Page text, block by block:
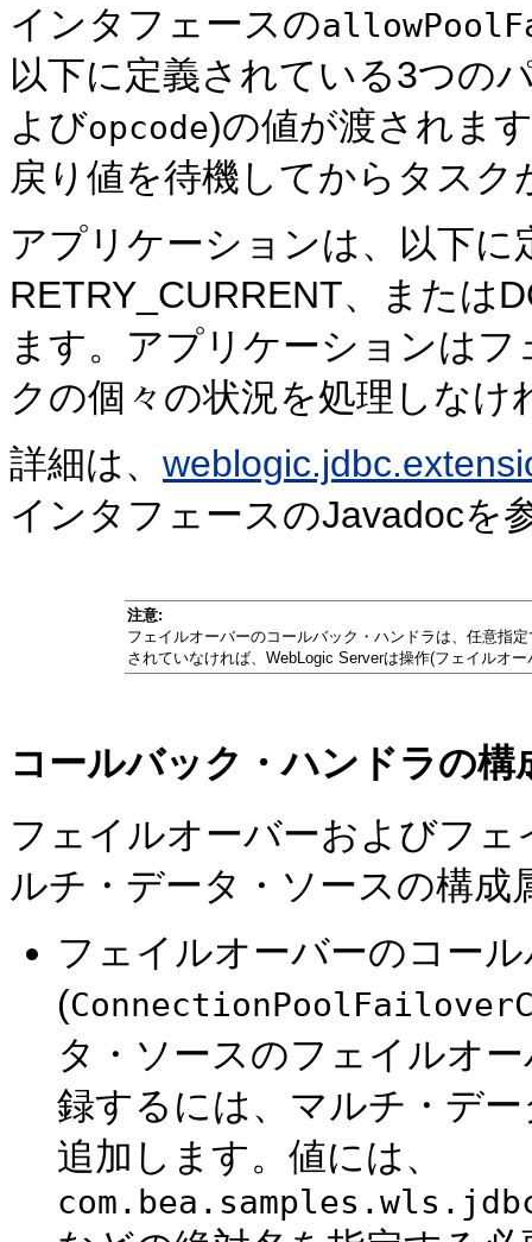
インタフェースの
以下に定義されている3つの
よびopcode)の値が渡されま
戻り値を待機してからタスク
アプリケーションは、以下に
RETRY_CURRENT、または
ます。アプリケーションは
クの個々の状況を処理しなけ
詳細は、
インタフェースのJavadocを
注意:
フェイルオーバーのコールバック・ハンドラは、任意指
されていなければ、WebLogic Serverは操作(フェイルオ
コールバック・ハンドラの構
フェイルオーバーおよびフ
ルチ・データ・ソースの構成
フェイルオーバーのコー
(
タ・ソースのフェイルオ
録するには、マルチ・デ
追加します。値には、